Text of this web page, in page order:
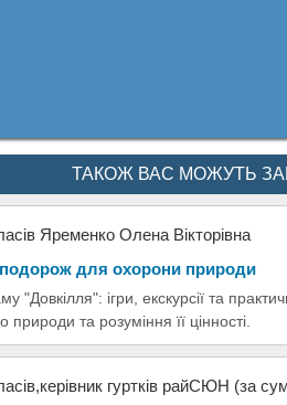
ТАКОЖ ВАС МОЖУТЬ
Яременко Олена Вікторівна
для охорони природи
"Довкілля": ігри, екскурсії та
природи та розуміння її цінності.
гуртків райСЮН (за